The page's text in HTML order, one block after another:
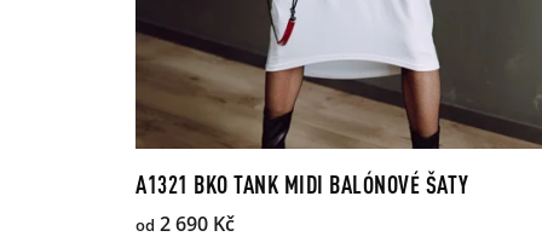
A1321 BKO TANK MIDI BALÓNOVÉ ŠATY
od 2 690 Kč